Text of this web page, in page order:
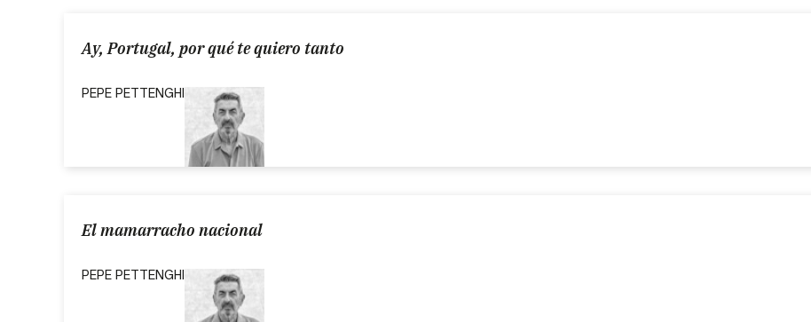
Ay, Portugal, por qué te quiero tanto
PEPE PETTENGHI
El mamarracho nacional
PEPE PETTENGHI